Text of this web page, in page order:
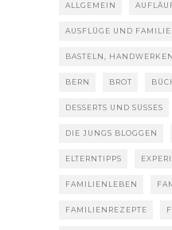
ALLGEMEIN
AUSFLÜGE UND
BASTELN,
BERN BROT
DESSERTS UND SÜSSES
DIE JUNGS BLOGGEN
ELTERNTIPPS
FAMILIENLEBEN
FAMILIENREZEPTE